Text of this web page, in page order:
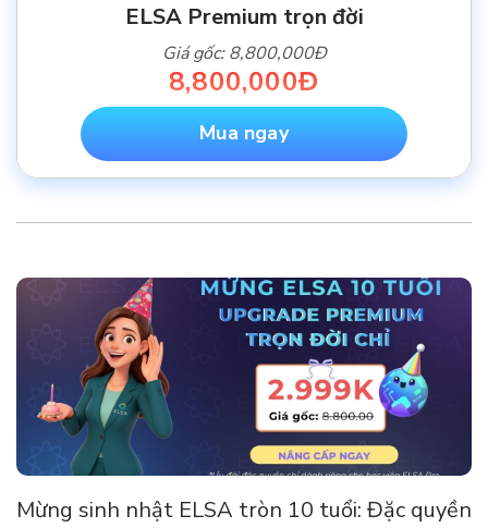
ELSA Premium trọn đời
Giá gốc: 8,800,000Đ
8,800,000Đ
Mua ngay
Mừng sinh nhật ELSA tròn 10 tuổi: Đặc quyền